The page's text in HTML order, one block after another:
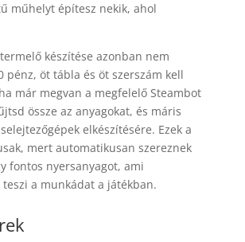
műhelyt építesz nekik, ahol
készítése azonban nem
pénz, öt tábla és öt szerszám kell
már megvan a megfelelő Steambot
össze az anyagokat, és máris
elkészítésére. Ezek a
mert automatikusan szereznek
fontos nyersanyagot, ami
a munkádat a játékban.